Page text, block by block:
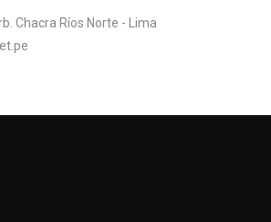
Chacra Ríos Norte - Lima